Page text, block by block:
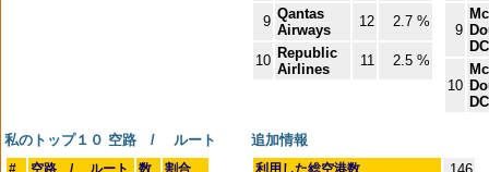
9 Qantas
Airways
12 2.7 %
10 Republic
Airlines
11 2.5 %
9
10
私のトップ１０ 空路 / ルート
# 空路 / ルート 数 割合
追加情報
利用した総空港数